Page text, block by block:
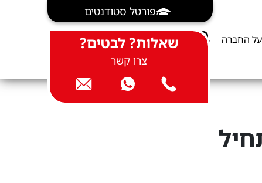
על החברה
פורטל סטודנטים
שאלות? לבטים?
צרו קשר